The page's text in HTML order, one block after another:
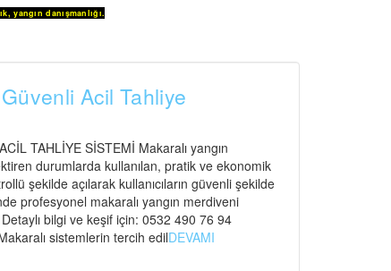
,yangın danışmanlığı.
Acil Tahliye
TAHLİYE SİSTEMİ Makaralı yangın
durumlarda kullanılan, pratik ve ekonomik
şekilde açılarak kullanıcıların güvenli şekilde
profesyonel makaralı yangın merdiveni
bilgi ve keşif için: 0532 490 76 94
sistemlerin tercih edilDEVAMI